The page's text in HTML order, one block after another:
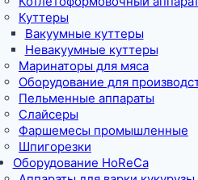
Куттеры
Вакуумные куттеры
Невакуумные куттеры
Маринаторы для мяса
Оборудование для
Пельменные аппараты
Слайсеры
Фаршемесы промышленные
Шпигорезки
Оборудование HoReCa